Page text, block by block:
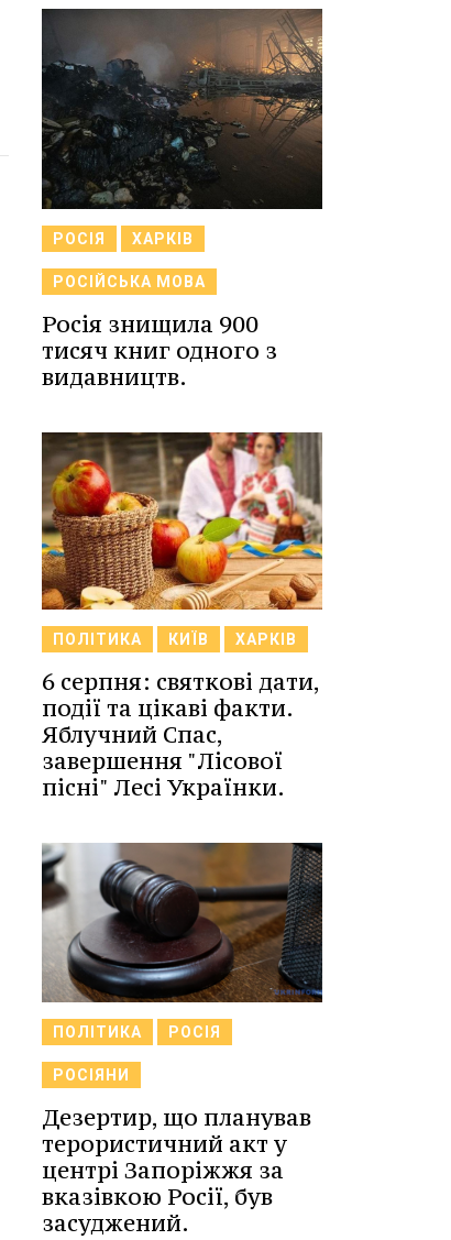
РОСІЯ ХАРКІВ
РОСІЙСЬКА МОВА
Росія знищила 900
тисяч книг одного з
видавництв.
ПОЛІТИКА КИЇВ ХАРКІВ
6 серпня: святкові дати,
події та цікаві факти.
Яблучний Спас,
завершення "Лісової
пісні" Лесі Українки.
ПОЛІТИКА РОСІЯ
РОСІЯНИ
Дезертир, що планував
терористичний акт у
центрі Запоріжжя за
вказівкою Росії, був
засуджений.